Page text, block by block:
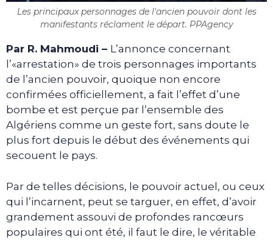
Les principaux personnages de l'ancien pouvoir dont les
manifestants réclament le départ. PPAgency
Par R. Mahmoudi – L’annonce concernant
l’«arrestation» de trois personnages importants
de l’ancien pouvoir, quoique non encore
confirmées officiellement, a fait l’effet d’une
bombe et est perçue par l’ensemble des
Algériens comme un geste fort, sans doute le
plus fort depuis le début des événements qui
secouent le pays.
Par de telles décisions, le pouvoir actuel, ou ceux
qui l’incarnent, peut se targuer, en effet, d’avoir
grandement assouvi de profondes rancœurs
populaires qui ont été, il faut le dire, le véritable